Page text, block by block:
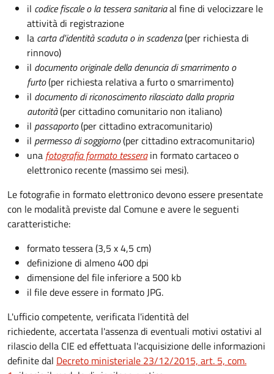
il codice fiscale o la tessera sanitariaal fine di velocizzare le
attività di registrazione
la carta d'identità scaduta o in scadenza(per richiesta di
rinnovo)
il documento originale della denuncia di smarrimento o
furto(per richiesta relativa a furto o smarrimento)
il documento di riconoscimento rilasciato dalla propria
autorità(per cittadino comunitario non italiano)
il passaporto(per cittadino extracomunitario)
il permesso di soggiorno(per cittadino extracomunitario)
una fotografia formato tessera in formato cartaceo o
elettronico recente (massimo sei mesi).
Le fotografie in formato elettronico devono essere presentate
con le modalità previste dal Comune e avere le seguenti
caratteristiche:
formato tessera (3,5 x 4,5 cm)
definizione di almeno 400 dpi
dimensione del file inferiore a 500 kb
il file deve essere in formato JPG.
L'ufficio competente, verificata l'identità del
richiedente, accertata l'assenza di eventuali motivi ostativi al
rilascio della CIE ed effettuata l'acquisizione delle informazioni
definite dal Decreto ministeriale 23/12/2015, art. 5, com.